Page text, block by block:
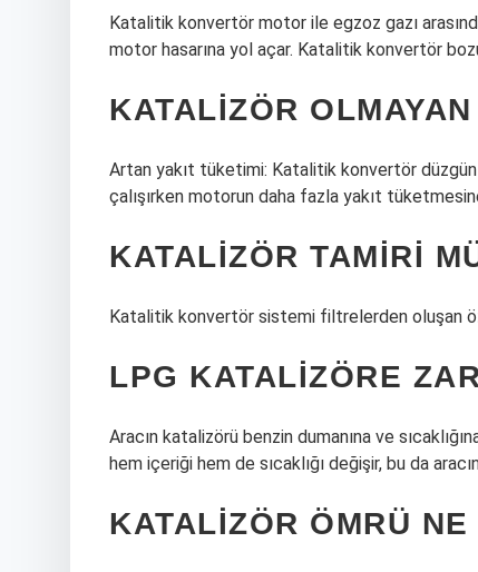
Katalitik konvertör motor ile egzoz gazı
motor hasarına yol açar. Katalitik konvertör
KATALIZÖR
Artan yakıt tüketimi: Katalitik konvertör
çalışırken motorun daha fazla yakıt
KATALIZÖR TAMIRI
Katalitik konvertör sistemi filtrelerden oluşan
LPG KATALIZÖRE
Aracın katalizörü benzin dumanına ve
hem içeriği hem de sıcaklığı değişir, bu da
KATALIZÖR ÖMRÜ